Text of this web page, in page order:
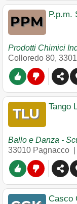
P.p.m.
Prodotti Chimici
Colloredo 80,
Tango
Ballo e Danza -
33010 Pagnacco
Casco